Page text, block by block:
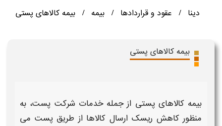
دینا / عقود و قراردادها / بیمه / بیمه کالاهای پستی
بیمه کالاهای پستی
بیمه کالاهای پستی از جمله خدمات شرکت پست، به
منظور کاهش ریسک ارسال کالاهااز طریقپست می